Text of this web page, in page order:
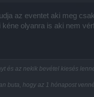
az eventet aki meg
olyanra is aki nem
és az nekik bevétel kiesés
buta, hogy az 1 hónapost